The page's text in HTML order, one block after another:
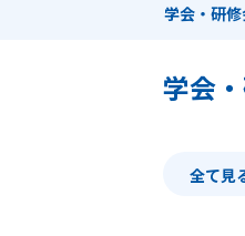
学会・研
ホーム 学
学会
全て見